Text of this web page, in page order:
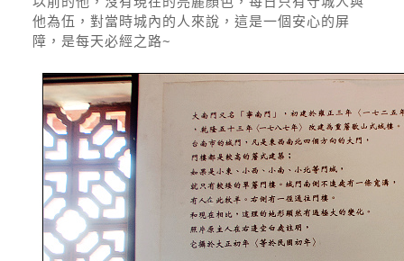
他為伍，對當時城內的人來說，這是一個安心的屏
障，是每天必經之路~